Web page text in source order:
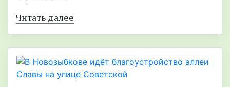
Читать далее